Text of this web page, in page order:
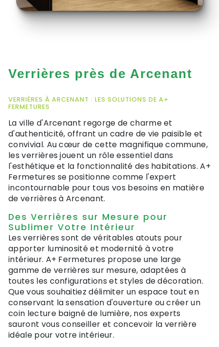
Verrières près de Arcenant
VERRIÈRES À ARCENANT : LES SOLUTIONS DE A+
FERMETURES
La ville d'Arcenant regorge de charme et
d'authenticité, offrant un cadre de vie paisible et
convivial. Au cœur de cette magnifique commune,
les verrières jouent un rôle essentiel dans
l'esthétique et la fonctionnalité des habitations. A+
Fermetures se positionne comme l'expert
incontournable pour tous vos besoins en matière
de verrières à Arcenant.
Des Verrières sur Mesure pour
Sublimer Votre Intérieur
Les verrières sont de véritables atouts pour
apporter luminosité et modernité à votre
intérieur. A+ Fermetures propose une large
gamme de verrières sur mesure, adaptées à
toutes les configurations et styles de décoration.
Que vous souhaitiez délimiter un espace tout en
conservant la sensation d'ouverture ou créer un
coin lecture baigné de lumière, nos experts
sauront vous conseiller et concevoir la verrière
idéale pour votre intérieur.